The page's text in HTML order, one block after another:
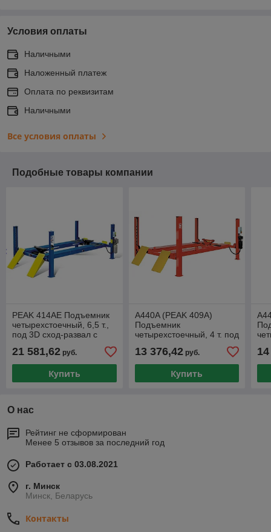
Условия оплаты
Наличными
Наложенный платеж
Оплата по реквизитам
Наличными
Все условия оплаты
Подобные товары компании
PEAK 414AE Подъемник
четырехстоечный, 6,5 т.,
под 3D сход-развал с
платформы
21 581,62 руб.
Купить
A440A (PEAK 409A)
Подъемник
четырехстоечный, 4 т. под
13 376,42руб.
Купить
О нас
Рейтинг не сформирован
Менее 5 отзывов за последний год
Работает с 03.08.2021
г. Минск
Минск, Беларусь
Контакты